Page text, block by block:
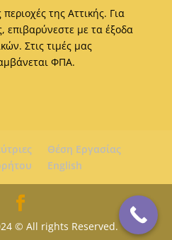
της Αττικής. Για
επιβαρύνεστε με τα έξοδα
Στις τιμές μας
ΦΠΑ.
Θέση Εργασίας
English
© All rights Reserved.